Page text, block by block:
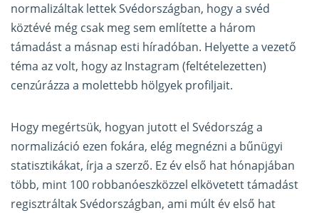
normalizáltak lettek Svédországban, hogy a svéd
köztévé még csak meg sem említette a három
támadást a másnap esti híradóban. Helyette a vezető
téma az volt, hogy az Instagram (feltételezetten)
cenzúrázza a molettebb hölgyek profiljait.
Hogy megértsük, hogyan jutott el Svédország a
normalizáció ezen fokára, elég megnézni a bűnügyi
statisztikákat, írja a szerző. Ez év első hat hónapjában
több, mint 100 robbanóeszközzel elkövetett támadást
regisztráltak Svédországban, ami múlt év első hat